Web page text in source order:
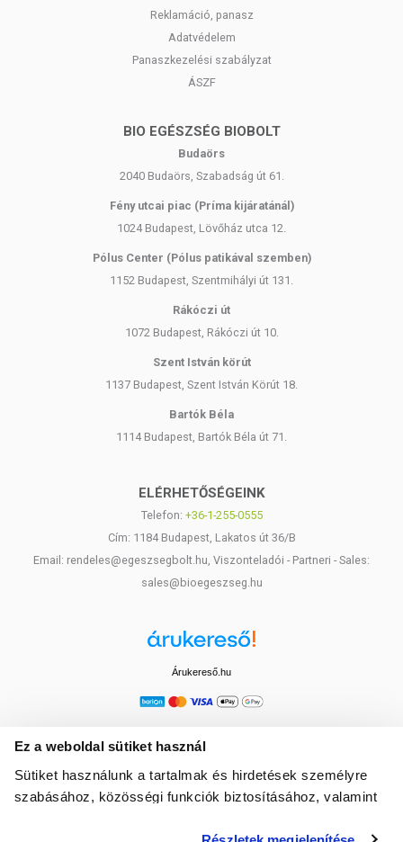
Ez a weboldal sütiket használ
Sütiket használunk a tartalmak és hirdetések személyre
szabásához, közösségi funkciók biztosításához, valamint
Reklamáció, panasz
Adatvédelem
Panaszkezelési szabályzat
ÁSZF
BIO EGÉSZSÉG BIOBOLT
Budaörs
2040 Budaörs, Szabadság út 61.
Fény utcai piac (Príma kijáratánál)
1024 Budapest, Lövőház utca 12.
Pólus Center (Pólus patikával szemben)
1152 Budapest, Szentmihályi út 131.
Rákóczi út
1072 Budapest, Rákóczi út 10.
Szent István körút
1137 Budapest, Szent István Körút 18.
Bartók Béla
1114 Budapest, Bartók Béla út 71.
ELÉRHETŐSÉGEINK
Telefon: +36-1-255-0555
Cím: 1184 Budapest, Lakatos út 36/B
Email: rendeles@egeszsegbolt.hu, Viszonteladói - Partneri - Sales:
sales@bioegeszseg.hu
Árukereső.hu